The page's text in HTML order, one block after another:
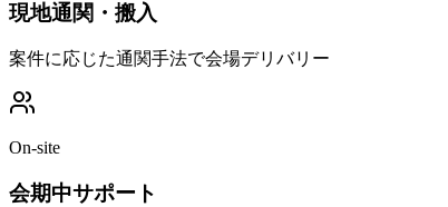
現地通関・搬入
案件に応じた通関手法で会場デリバリー
On-site
会期中サポート